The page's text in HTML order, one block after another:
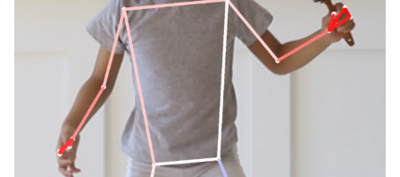
LEFT_ELBOW
(903.83704,
-219.67009)
0.9836427
RIGHT_ELBOW
(322.18152,
842.5973,
-179.28519)
LEFT_WRIST
(1073.8956,